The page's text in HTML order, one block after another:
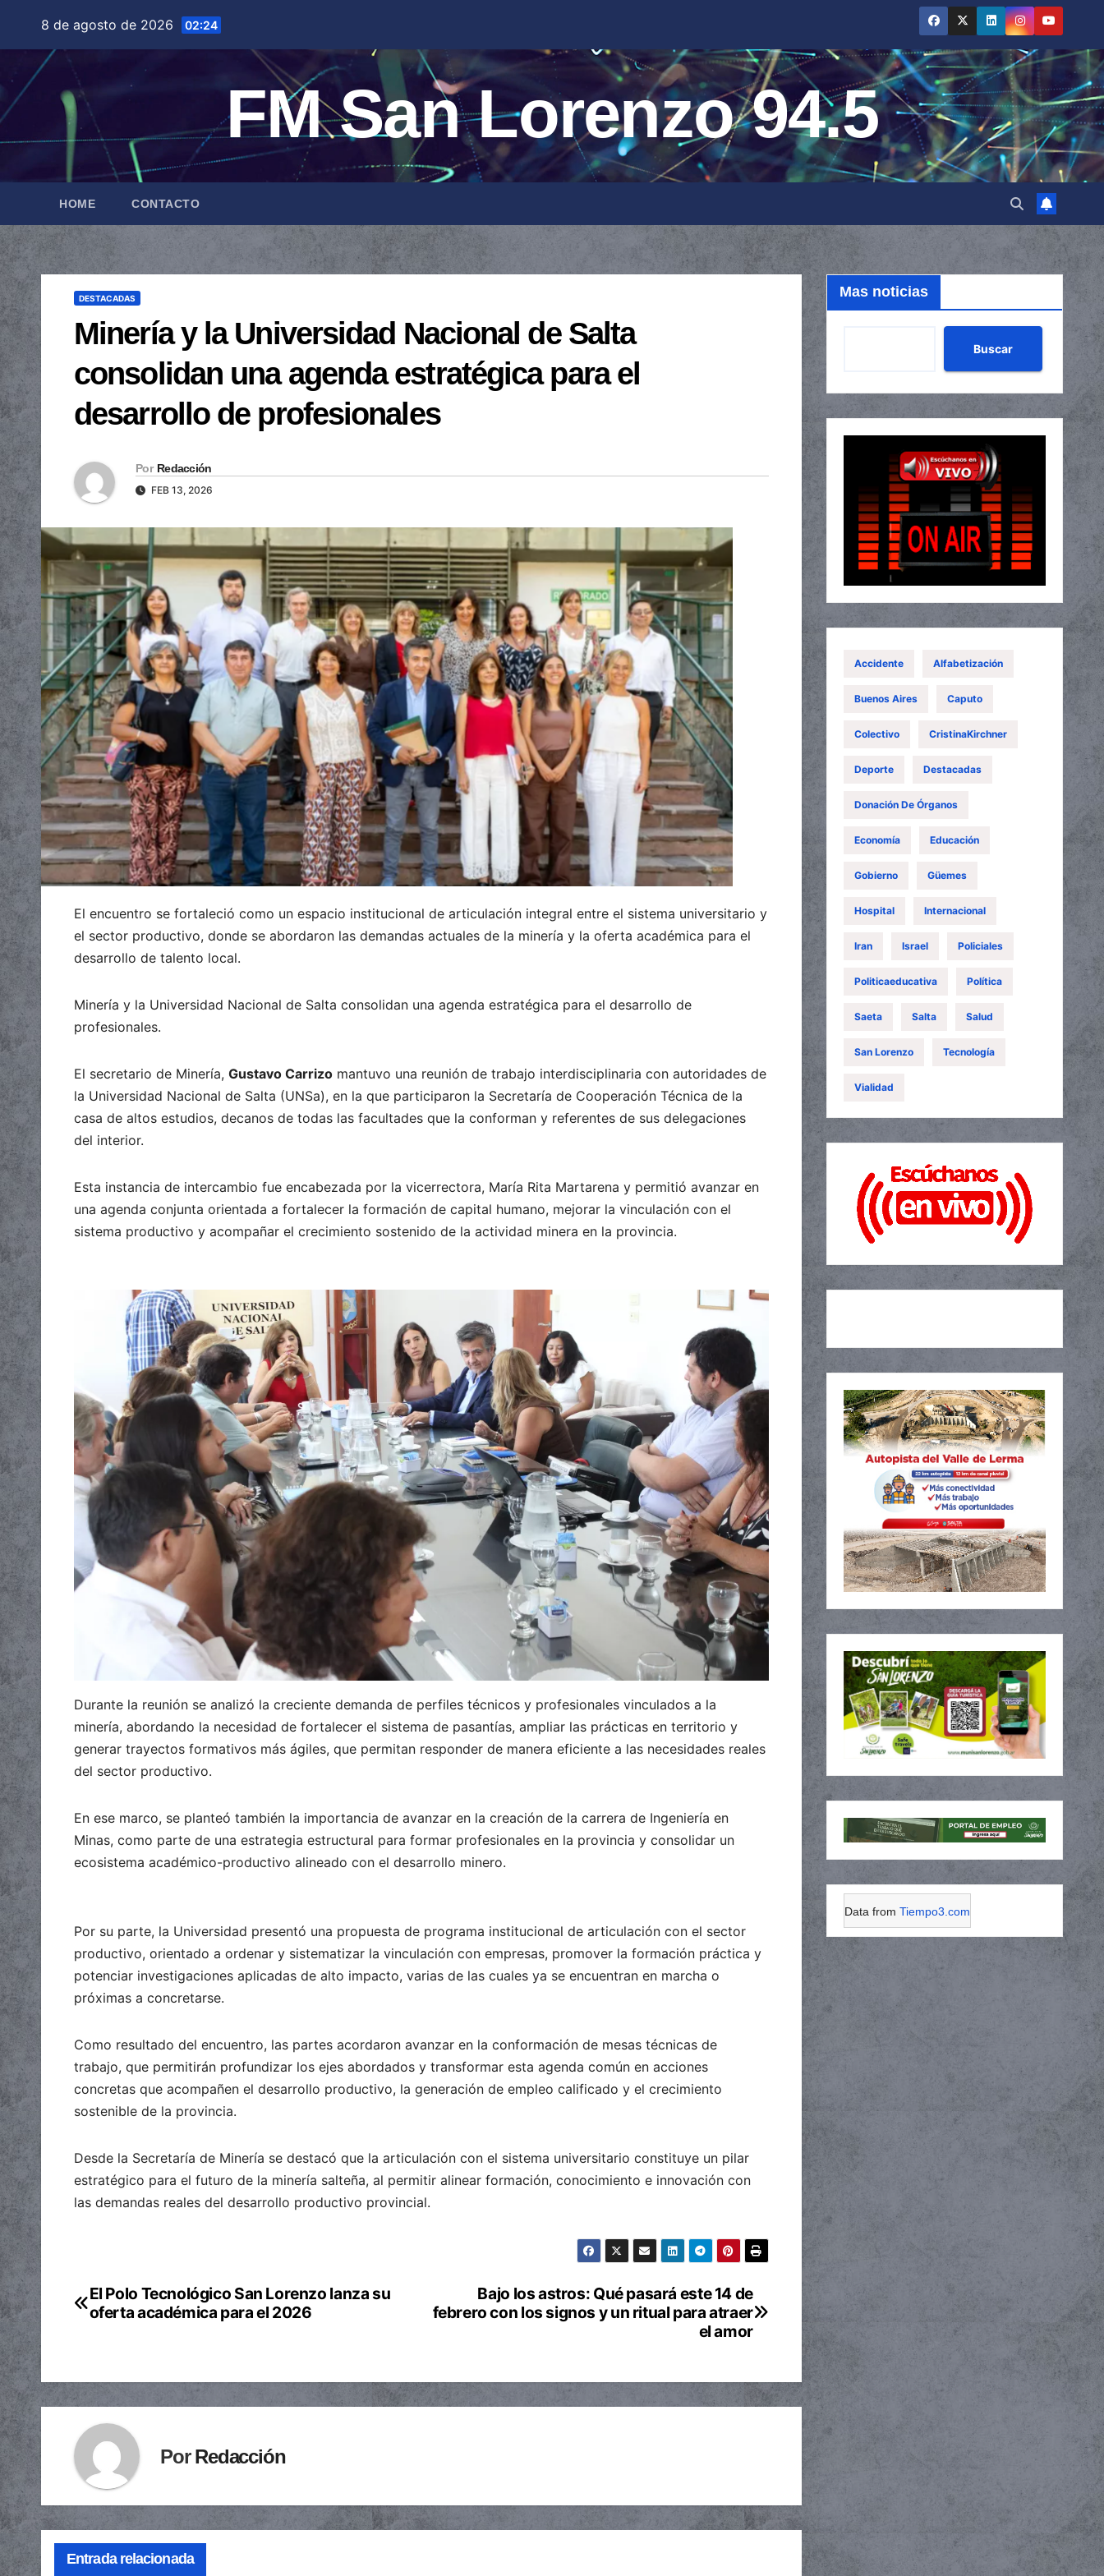
contenido
8 de agosto de 2026 02:24
FM San Lorenzo 94.5
HOME CONTACTO
DESTACADAS
Minería y la Universidad Nacional de Salta
consolidan una agenda estratégica para el
desarrollo de profesionales
Por Redacción
FEB 13, 2026
El encuentro se fortaleció como un espacio institucional de articulación integral entre el sistema universitario y
el sector productivo, donde se abordaron las demandas actuales de la minería y la oferta académica para el
desarrollo de talento local.
Minería y la Universidad Nacional de Salta consolidan una agenda estratégica para el desarrollo de
profesionales.
El secretario de Minería, Gustavo Carrizo mantuvo una reunión de trabajo interdisciplinaria con autoridades de
la Universidad Nacional de Salta (UNSa), en la que participaron la Secretaría de Cooperación Técnica de la
casa de altos estudios, decanos de todas las facultades que la conforman y referentes de sus delegaciones
del interior.
Esta instancia de intercambio fue encabezada por la vicerrectora, María Rita Martarena y permitió avanzar en
una agenda conjunta orientada a fortalecer la formación de capital humano, mejorar la vinculación con el
sistema productivo y acompañar el crecimiento sostenido de la actividad minera en la provincia.
Durante la reunión se analizó la creciente demanda de perfiles técnicos y profesionales vinculados a la
minería, abordando la necesidad de fortalecer el sistema de pasantías, ampliar las prácticas en territorio y
generar trayectos formativos más ágiles, que permitan responder de manera eficiente a las necesidades reales
del sector productivo.
En ese marco, se planteó también la importancia de avanzar en la creación de la carrera de Ingeniería en
Minas, como parte de una estrategia estructural para formar profesionales en la provincia y consolidar un
ecosistema académico-productivo alineado con el desarrollo minero.
Por su parte, la Universidad presentó una propuesta de programa institucional de articulación con el sector
productivo, orientado a ordenar y sistematizar la vinculación con empresas, promover la formación práctica y
potenciar investigaciones aplicadas de alto impacto, varias de las cuales ya se encuentran en marcha o
próximas a concretarse.
Como resultado del encuentro, las partes acordaron avanzar en la conformación de mesas técnicas de
trabajo, que permitirán profundizar los ejes abordados y transformar esta agenda común en acciones
concretas que acompañen el desarrollo productivo, la generación de empleo calificado y el crecimiento
sostenible de la provincia.
Desde la Secretaría de Minería se destacó que la articulación con el sistema universitario constituye un pilar
estratégico para el futuro de la minería salteña, al permitir alinear formación, conocimiento e innovación con
las demandas reales del desarrollo productivo provincial.
Navegación
Bajo los astros: Qué pasará este 14 de
febrero con los signos y un ritual para atraer
el amor
El Polo Tecnológico San Lorenzo lanza su
oferta académica para el 2026
PorRedacción
Entrada relacionada
Mas noticias
Buscar
Accidente Alfabetización
Buenos Aires Caputo
Colectivo CristinaKirchner
Deporte Destacadas
Donación De Órganos
Economía Educación
Gobierno Güemes
Hospital Internacional
Iran Israel Policiales
Politicaeducativa Política
Saeta Salta Salud
San Lorenzo Tecnología
Vialidad
Data from Tiempo3.com